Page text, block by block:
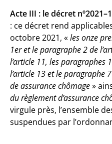
Acte III : le décret
: ce décret rend
octobre 2021, «les onze
1er et le paragraphe 2 de
l’article 11, les paragraphes
l’article 13 et le paragraphe
de assurance chômage»
du règlement d’assurance
virgule près, l’ensemble
suspendues par